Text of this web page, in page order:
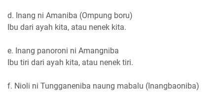
d. Inang ni Amaniba (Ompung boru)
Ibu dari ayah kita, atau nenek kita.
e. Inang panoroni ni Amangniba
Ibu tiri dari ayah kita, atau nenek tiri.
f. Nioli ni Tungganeniba naung mabalu (Inangbaoniba)